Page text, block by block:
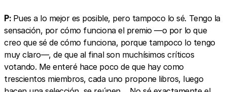
P:Pues a lo mejor es posible, pero tampoco lo sé. Tengo la
sensación, por cómo funciona el premio —o por lo que
creo que sé de cómo funciona, porque tampoco lo tengo
muy claro—, de que al final son muchísimos críticos
votando. Me enteré hace poco de que hay como
trescientos miembros, cada uno propone libros, luego